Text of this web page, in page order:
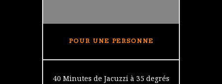
POUR UNE PERSONNE
40 Minutes de Jacuzzi à 35 degrés